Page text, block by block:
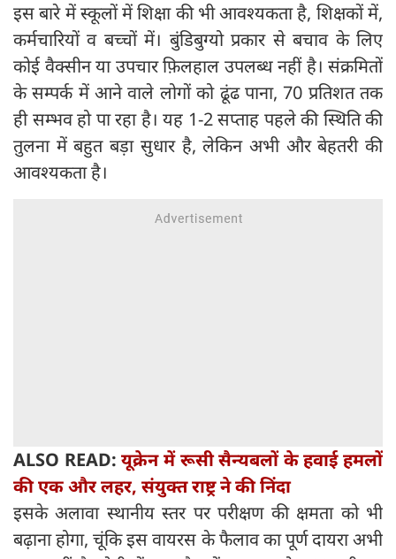
इस बारे में स्कूलों में शिक्षा की भी आवश्यकता है, शिक्षकों में,
कर्मचारियों व बच्चों में। बुंडिबुग्यो प्रकार से बचाव के लिए
कोई वैक्सीन या उपचार फ़िलहाल उपलब्ध नहीं है। संक्रमितों
के सम्पर्क में आने वाले लोगों को ढूंढ पाना, 70 प्रतिशत तक
ही सम्भव हो पा रहा है। यह 1-2 सप्ताह पहले की स्थिति की
तुलना में बहुत बड़ा सुधार है, लेकिन अभी और बेहतरी की
आवश्यकता है।
ALSO READ:यूक्रेन में रूसी सैन्यबलों के हवाई हमलों
की एक और लहर, संयुक्त राष्ट्र ने की निंदा
इसके अलावा स्थानीय स्तर पर परीक्षण की क्षमता को भी
बढ़ाना होगा, चूंकि इस वायरस के फैलाव का पूर्ण दायरा अभी